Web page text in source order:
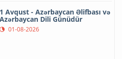
1 Avqust - Azərbaycan Əlifbası və
Azərbaycan Dili Günüdür
01-08-2026